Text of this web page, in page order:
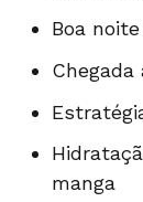
Boa
manga